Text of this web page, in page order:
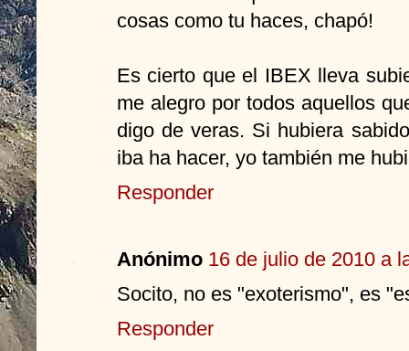
cosas como tu haces, chapó!
Es cierto que el IBEX lleva
me alegro por todos aquellos
digo de veras. Si hubiera
iba ha hacer, yo también me
Responder
Anónimo 16 de julio de 2010 a
Socito, no es "exoterismo", es
Responder